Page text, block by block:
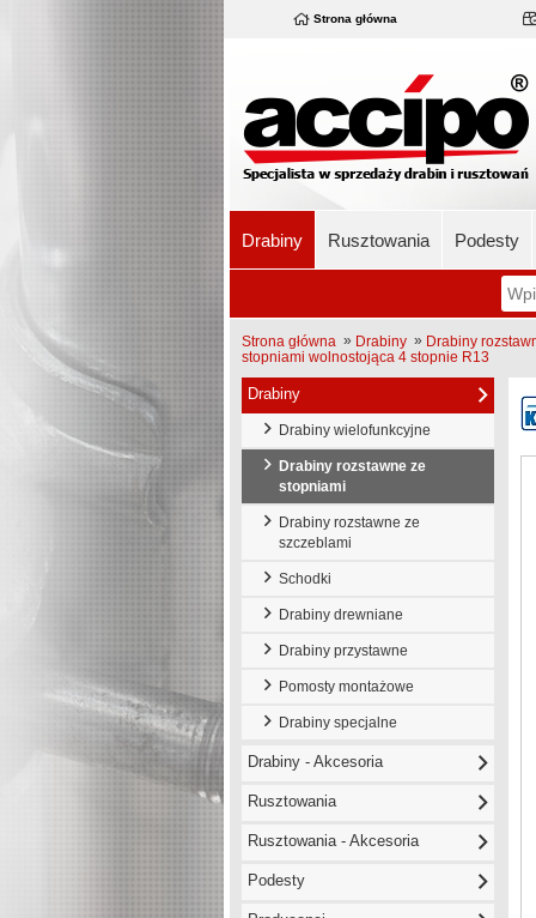
Strona główna
Drabiny Rusztowania Podesty
Strona główna » Drabiny » Drabiny
stopniami wolnostojąca 4 stopnie R13
Drabiny
Drabiny wielofunkcyjne
Drabiny rozstawne ze
stopniami
Drabiny rozstawne ze
szczeblami
Schodki
Drabiny drewniane
Drabiny przystawne
Pomosty montażowe
Drabiny specjalne
Drabiny - Akcesoria
Rusztowania
Rusztowania - Akcesoria
Podesty